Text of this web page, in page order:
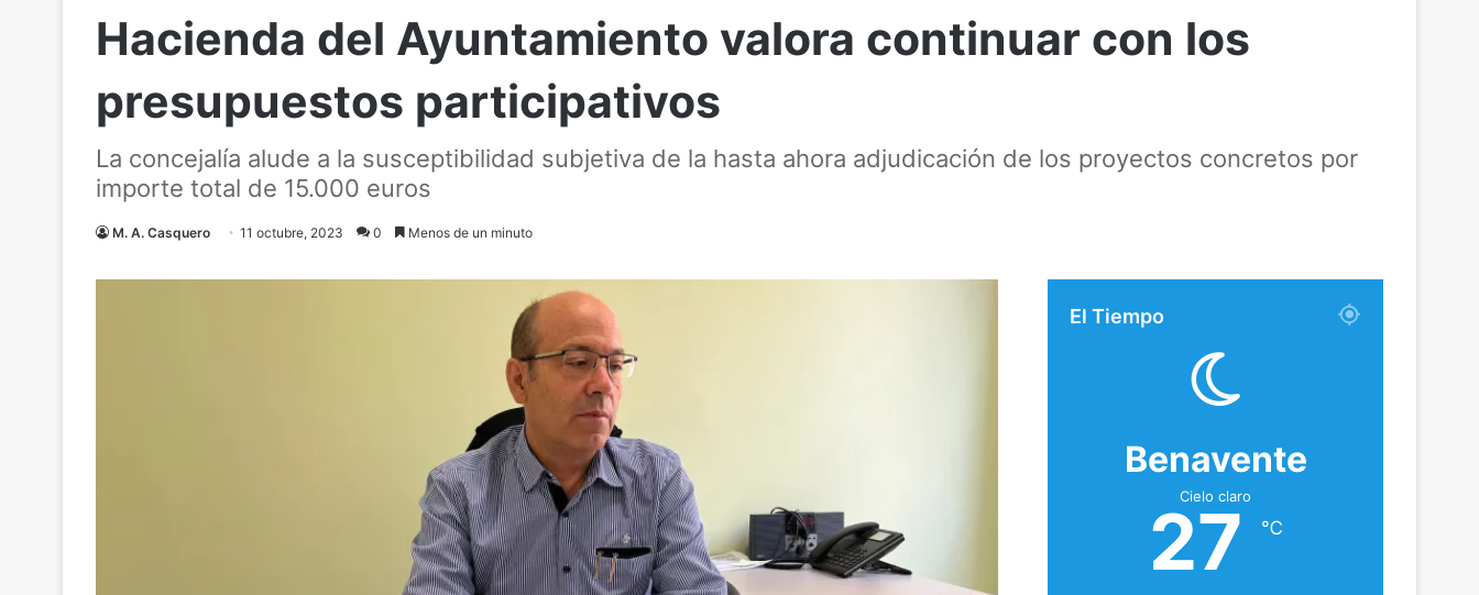
Hacienda del Ayuntamiento valora continuar con los
presupuestos participativos
La concejalía alude a la susceptibilidad subjetiva de la hasta ahora adjudicación de los proyectos concretos por
importe total de 15.000 euros
M. A. Casquero 11 octubre, 2023 0 Menos de un minuto
El Tiempo
Benavente
Cielo claro
27 ℃